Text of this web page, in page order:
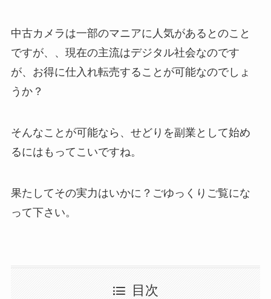
中古カメラは一部のマニアに人気があるとのこと
ですが、、現在の主流はデジタル社会なのです
が、お得に仕入れ転売することが可能なのでしょ
うか？
そんなことが可能なら、せどりを副業として始め
るにはもってこいですね。
果たしてその実力はいかに？ごゆっくりご覧にな
って下さい。
目次